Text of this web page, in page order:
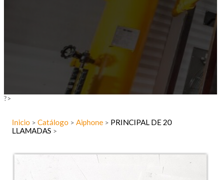
?>
Inicio > Catálogo > Aiphone > PRINCIPAL DE 20
LLAMADAS >